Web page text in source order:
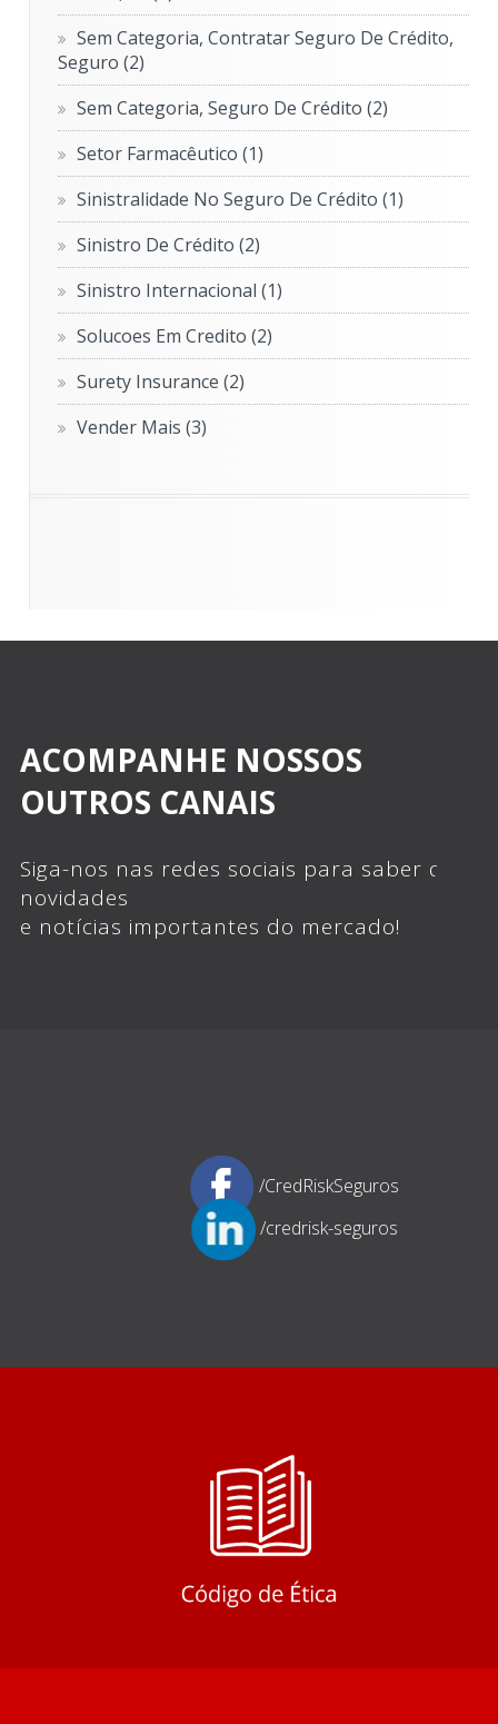
Sem Categoria, Contratar Seguro De Crédito,
Seguro(2)
Sem Categoria, Seguro De Crédito(2)
Setor Farmacêutico(1)
Sinistralidade No Seguro De Crédito(1)
Sinistro De Crédito(2)
Sinistro Internacional(1)
Solucoes Em Credito(2)
Surety Insurance(2)
Vender Mais(3)
ACOMPANHE NOSSOS
OUTROS CANAIS
Siga-nos nas redes sociais para saber das
novidades
e notícias importantes do mercado!
/CredRiskSeguros
/credrisk-seguros